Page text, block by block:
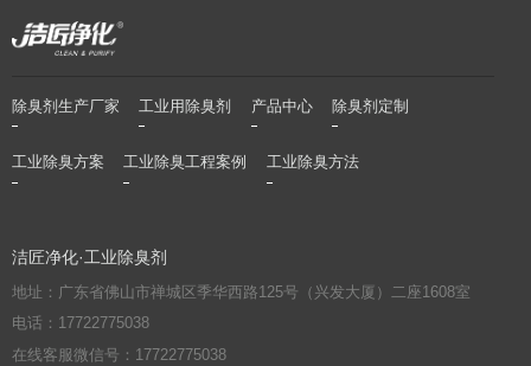
除臭剂生产厂家 工业用除臭剂 产品中心 除臭剂定制
工业除臭方案 工业除臭工程案例 工业除臭方法
洁匠净化·工业除臭剂
地址：广东省佛山市禅城区季华西路125号（兴发大厦）二座1608室
电话：17722775038
在线客服微信号：17722775038